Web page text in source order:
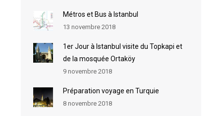
Métros et Bus à Istanbul
13 novembre 2018
1er Jour à Istanbul visite du Topkapi et
de la mosquée Ortaköy
9 novembre 2018
Préparation voyage en Turquie
8 novembre 2018